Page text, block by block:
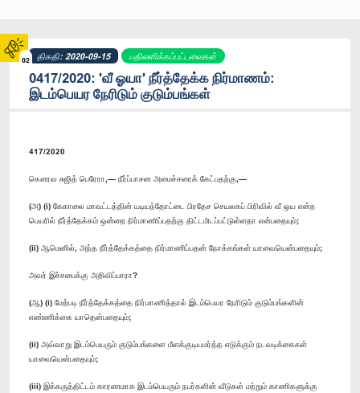
02 திகதி: 2020-09-15 பதிலளிக்கப்பட்டவைகள்
0417/2020: 'வீ ஓயா' நீர்த்தேக்க நிர்மாணம்:
இடம்பெயர நேரிடும் குடும்பங்கள்
417/2020
கௌரவ சுஜித் பெரேரா,— நீர்ப்பாசன அமைச்சரைக் கேட்பதற்கு,—
(அ) (i) கேகாலை மாவட்டத்தின் யடியந்தோட்டை பிரதேச செயலகப் பிரிவில் வீ ஒய என்ற
பெயரில் நீர்த்தேக்கம் ஒன்றை நிர்மாணிப்பதற்கு திட்டமிடப்பட்டுள்ளதா என்பதையும்;
(ii) ஆமெனில், அந்த நீர்த்தேக்கத்தை நிர்மாணிப்பதன் நோக்கங்கள் யாவையென்பதையும்;
அவர் இச்சபைக்கு அறிவிப்பாரா?
(ஆ) (i) மேற்படி நீர்த்தேக்கத்தை நிர்மாணித்தால் இடம்பெயர நேரிடும் குடும்பங்களின்
எண்ணிக்கை யாதென்பதையும்;
(ii) அவ்வாறு இடம்பெயரும் குடும்பங்களை மீளக்குடியமர்த்த எடுக்கும் நடவடிக்கைகள்
யாவையென்பதையும்;
(iii) இக்கருத்திட்டம் காரணமாக இடம்பெயரும் நபர்களின் வீடுகள் மற்றும் காணிகளுக்கு